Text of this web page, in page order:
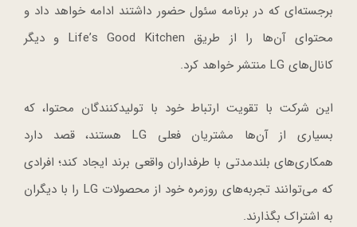
برجسته‌ای که در برنامه سئول حضور داشتند ادامه خواهد داد و
محتوای آن‌ها را از طریق Life’s Good Kitchen و دیگر
کانال‌های LG منتشر خواهد کرد.
این شرکت با تقویت ارتباط خود با تولیدکنندگان محتوا، که
بسیاری از آن‌ها مشتریان فعلی LG هستند، قصد دارد
همکاری‌های بلندمدتی با طرفداران واقعی برند ایجاد کند؛ افرادی
که می‌توانند تجربه‌های روزمره خود از محصولات LG را با دیگران
به اشتراک بگذارند.